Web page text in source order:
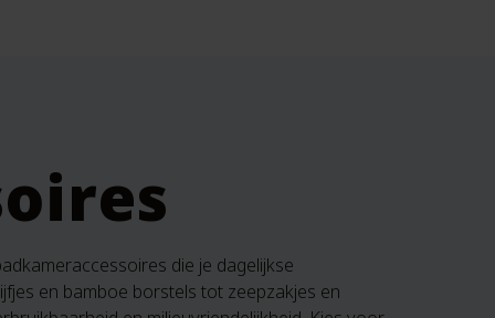
die je dagelijkse
en bamboe borstels tot zeepzakjes en